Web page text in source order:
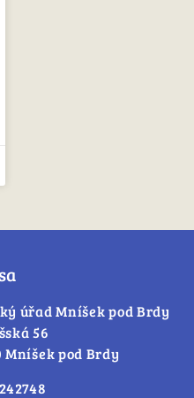
úřad Mníšek pod Brdy
56
Mníšek pod Brdy